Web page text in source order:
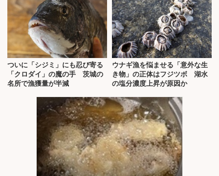
ついに「シジミ」にも忍び寄る
「クロダイ」の魔の手 茨城の
名所で漁獲量が半減
ウナギ漁を悩ませる「意外な生
き物」の正体はフジツボ 湖水
の塩分濃度上昇が原因か